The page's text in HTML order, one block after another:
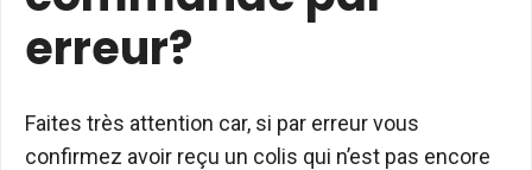
erreur?
Faites très attention car, si par erreur vous
confirmez avoir reçu un colis qui n’est pas encore